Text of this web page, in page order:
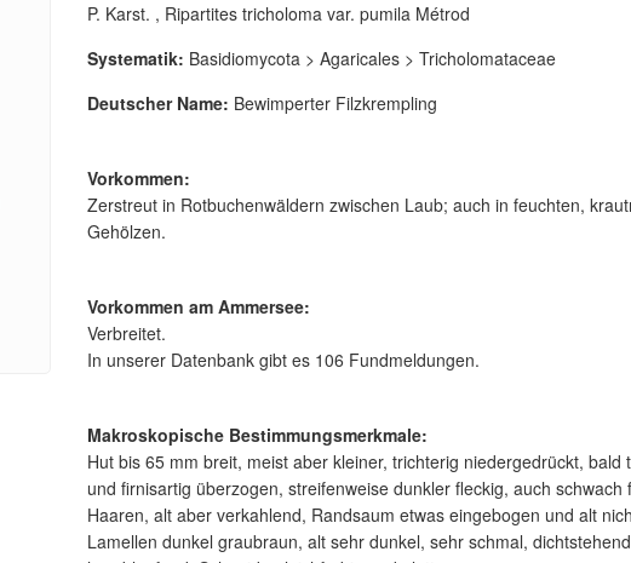
P. Karst. , Ripartites tricholoma var. pumila Métrod
Systematik: Basidiomycota > Agaricales > Tricholomataceae
Deutscher Name: Bewimperter Filzkrempling
Vorkommen:
Zerstreut in Rotbuchenwäldern zwischen Laub; auch in feuchten,
Gehölzen.
Vorkommen am Ammersee:
Verbreitet.
In unserer Datenbank gibt es 106 Fundmeldungen.
Makroskopische Bestimmungsmerkmale:
Hut bis 65 mm breit, meist aber kleiner, trichterig niedergedrückt,
und firnisartig überzogen, streifenweise dunkler fleckig, auch
Haaren, alt aber verkahlend, Randsaum etwas eingebogen und alt
Lamellen dunkel graubraun, alt sehr dunkel, sehr schmal,